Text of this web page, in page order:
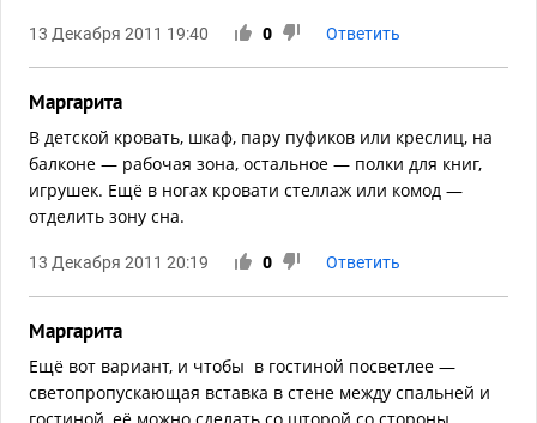
13 Декабря 2011 19:40 0 Ответить
Маргарита
В детской кровать, шкаф, пару пуфиков или креслиц, на
балконе — рабочая зона, остальное — полки для книг,
игрушек. Ещё в ногах кровати стеллаж или комод —
отделить зону сна.
13 Декабря 2011 20:19 0 Ответить
Маргарита
Ещё вот вариант, и чтобы в гостиной посветлее —
светопропускающая вставка в стене между спальней и
гостиной, её можно сделать со шторой со стороны